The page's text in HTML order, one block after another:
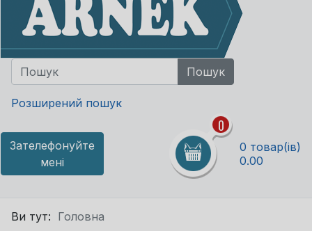
Розширений пошук
Зателефонуйте
мені
0
0 товар(ів)
0.00
Ви тут: Головна